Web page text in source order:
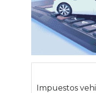
Impuestos